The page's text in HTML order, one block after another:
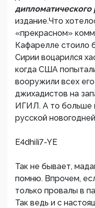
издание.Что
«прекрасном»
Кафарелле стоило
Сирии воцарился
когда США
вооружили всех
джихадистов на
ИГИЛ. А то больше
русской
E4dhiIi7-YE
Так не бывает,
помню. Впрочем,
только провалы в
Так ведь и с